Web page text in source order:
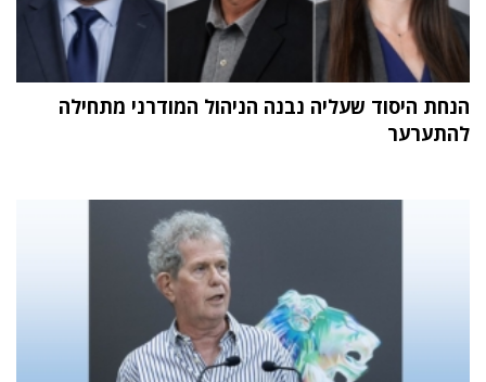
הנחת היסוד שעליה נבנה הניהול המודרני מתחילה
להתערער